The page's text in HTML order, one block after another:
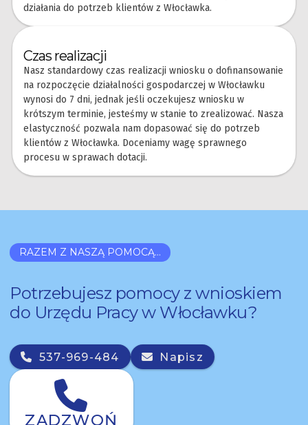
działania do potrzeb klientów z Włocławka.
Czas realizacji
Nasz standardowy czas realizacji wniosku o dofinansowanie
na rozpoczęcie działalności gospodarczej w Włocławku
wynosi do 7 dni, jednak jeśli oczekujesz wniosku w
krótszym terminie, jesteśmy w stanie to zrealizować. Nasza
elastyczność pozwala nam dopasować się do potrzeb
klientów z Włocławka. Doceniamy wagę sprawnego
procesu w sprawach dotacji.
RAZEM Z NASZĄ POMOCĄ...
Potrzebujesz pomocy z wnioskiem
do Urzędu Pracy w Włocławku?
537-969-484 Napisz
ZADZWOŃ